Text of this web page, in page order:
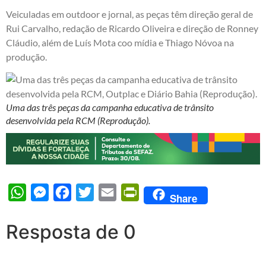
Veiculadas em outdoor e jornal, as peças têm direção geral de
Rui Carvalho, redação de Ricardo Oliveira e direção de Ronney
Cláudio, além de Luís Mota coo mídia e Thiago Nóvoa na
produção.
Uma das três peças da campanha educativa de trânsito
desenvolvida pela RCM (Reprodução).
WhatsAppMessengerFacebook
Twitter Email PrintFriendly
Share
Resposta de 0